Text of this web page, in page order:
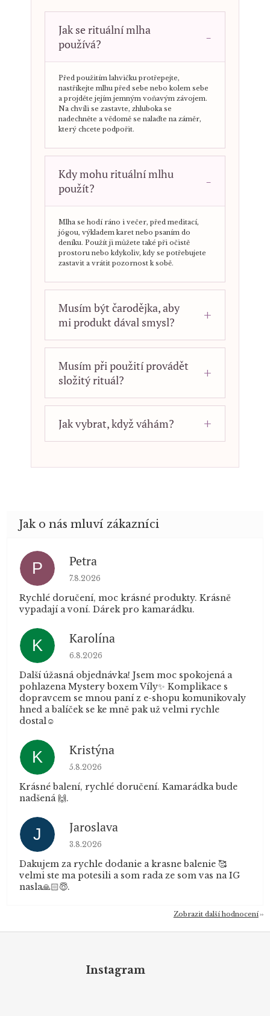
Jak se rituální mlha
používá?
Před použitím lahvičku protřepejte,
nastříkejte mlhu před sebe nebo kolem sebe
a projděte jejím jemným voňavým závojem.
Na chvíli se zastavte, zhluboka se
nadechněte a vědomě se nalaďte na záměr,
který chcete podpořit.
Kdy mohu rituální mlhu
použít?
Mlha se hodí ráno i večer, před meditací,
jógou, výkladem karet nebo psaním do
deníku. Použít ji můžete také při očistě
prostoru nebo kdykoliv, kdy se potřebujete
zastavit a vrátit pozornost k sobě.
Musím být čarodějka, aby
mi produkt dával smysl?
Musím při použití provádět
složitý rituál?
Jak vybrat, když váhám?
P Petra
Hodnocení obchodu je 5 z 5 hvězdiček.
7.8.2026
Rychlé doručení, moc krásné produkty. Krásně
vypadají a voní. Dárek pro kamarádku.
K Karolína
Hodnocení obchodu je 5 z 5 hvězdiček.
6.8.2026
Další úžasná objednávka! Jsem moc spokojená a
pohlazena Mystery boxem Víly✨ Komplikace s
dopravcem se mnou paní z e-shopu komunikovaly
hned a balíček se ke mně pak už velmi rychle
dostal☺️
K Kristýna
Hodnocení obchodu je 5 z 5 hvězdiček.
5.8.2026
Krásné balení, rychlé doručení. Kamarádka bude
nadšená 🙌.
J Jaroslava
Hodnocení obchodu je 5 z 5 hvězdiček.
3.8.2026
Dakujem za rychle dodanie a krasne balenie 🥰
velmi ste ma potesili a som rada ze som vas na IG
nasla🙏🏻😇.
Zobrazit další hodnocení
Instagram